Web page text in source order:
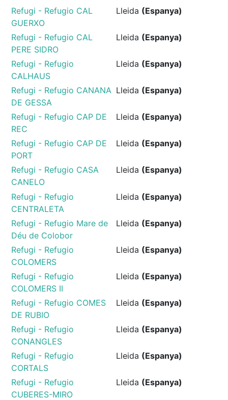
Refugi - Refugio CAL
GUERXO
Lleida (Espanya)
Refugi - Refugio CAL
PERE SIDRO
Lleida (Espanya)
Refugi - Refugio
CALHAUS
Lleida (Espanya)
Refugi - Refugio CANANA
DE GESSA
Lleida (Espanya)
Refugi - Refugio CAP DE
REC
Lleida (Espanya)
Refugi - Refugio CAP DE
PORT
Lleida (Espanya)
Refugi - Refugio CASA
CANELO
Lleida (Espanya)
Refugi - Refugio
CENTRALETA
Lleida (Espanya)
Refugi - Refugio Mare de
Déu de Colobor
Lleida (Espanya)
Refugi - Refugio
COLOMERS
Lleida (Espanya)
Refugi - Refugio
COLOMERS II
Lleida (Espanya)
Refugi - Refugio COMES
DE RUBIO
Lleida (Espanya)
Refugi - Refugio
CONANGLES
Lleida (Espanya)
Refugi - Refugio
CORTALS
Lleida (Espanya)
Refugi - Refugio
CUBERES-MIRO
Lleida (Espanya)